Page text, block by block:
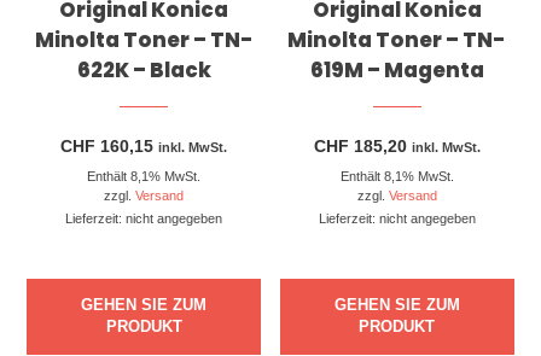
Original Konica
Minolta Toner – TN-
622K – Black
CHF 160,15 inkl. MwSt.
Enthält 8,1% MwSt.
zzgl.Versand
Lieferzeit: nicht angegeben
GEHEN SIE ZUM
PRODUKT
Original Konica
Minolta Toner – TN-
619M – Magenta
CHF 185,20 inkl. MwSt.
Enthält 8,1% MwSt.
zzgl. Versand
Lieferzeit: nicht angegeben
GEHEN SIE ZUM
PRODUKT